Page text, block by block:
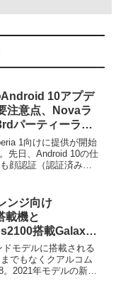
10アプデ
注意点、Novaラ
パーティーラン
な不具合
1向けに提供が開始
先日、Android 10の仕
顔認証（認証済みの
ンジ向け
載機と
搭載Galaxy
」という不思議
モデルに搭載される
でもなくクアルコム
。2021年モデルの新型